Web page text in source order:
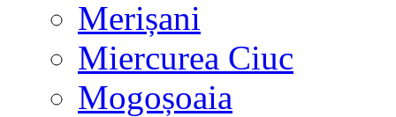
Merișani
Miercurea Ciuc
Mogoșoaia